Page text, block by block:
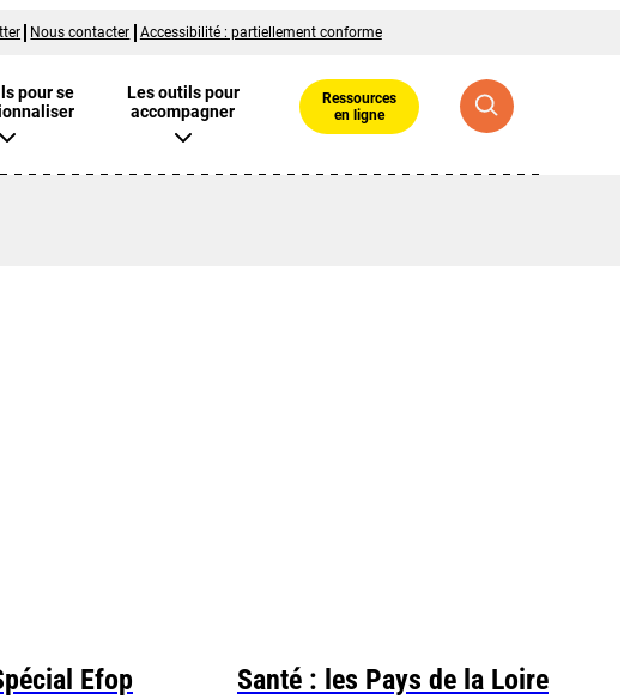
Nous contacter Accessibilité : partiellement conforme
pour se
Les outils pour
accompagner
Ressources
en ligne
Efop
Santé : les Pays de la Loire